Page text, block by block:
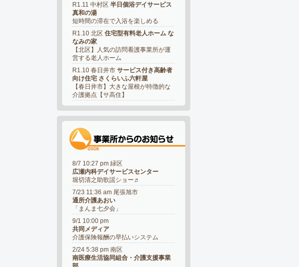
R1.11 中村区 半日個浴デイサービス
真和の湯
短時間の滞在で入浴を楽しめる
R1.10 北区 住宅型有料老人ホーム な
なみの家
【北区】人気の訪問看護事業所が運
営する老人ホーム
R1.10 春日井市 サービス付き高齢者
向け住宅 さくらいふ六軒屋
【春日井市】大きな屋根が特徴的な
介護拠点【サ高住】
8/7 10:27 pm 緑区
広瀬内科デイサービスセンター
堀切清之助歌謡ショー♬
7/23 11:36 am 尾張旭市
通所介護あおい
「まんま七夕会」
9/1 10:00 pm
共同メディア
介護保険報酬の早払いシステム
2/24 5:38 pm 南区
南医療生活協同組合・介護支援事業